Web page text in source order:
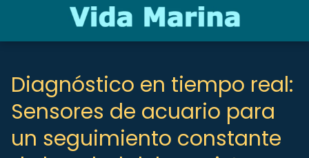
Diagnóstico en tiempo real:
Sensores de acuario para
un seguimiento constante